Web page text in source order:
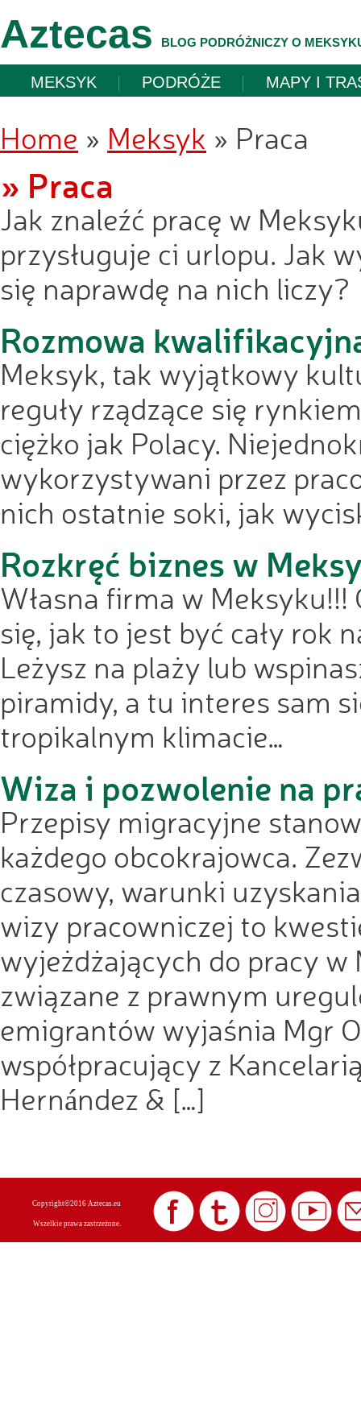
Aztecas BLOG PODRÓŻNICZY O
MEKSYK PODRÓŻE MAPY I
Home » Meksyk » Praca
» Praca
Jak znaleźć pracę w
przysługuje ci urlopu. Jak
się naprawdę na nich liczy?
Rozmowa
Meksyk, tak wyjątkowy
reguły rządzące się
ciężko jak Polacy.
wykorzystywani przez
nich ostatnie soki, jak
Rozkręć biznes w
Własna firma w
się, jak to jest być cały rok
Leżysz na plaży lub
piramidy, a tu interes sam
tropikalnym klimacie…
Wiza i pozwolenie na
Przepisy migracyjne
każdego obcokrajowca.
czasowy, warunki
wizy pracowniczej to
wyjeżdżających do pracy
związane z prawnym
emigrantów wyjaśnia Mgr
współpracujący z
Hernández & […]
Copyright©2016 Aztecas.eu
Wszelkie prawa zastrzeżone.